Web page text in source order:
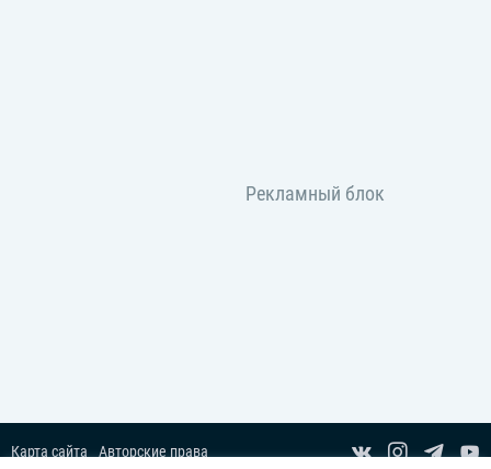
Карта сайта
Авторские права